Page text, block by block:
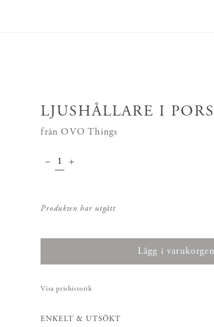
LJUSHÅLLARE I
från OVO Things
Produkten har utgått
Lägg i varukorgen
Visa prishistorik
ENKELT & UTSÖKT